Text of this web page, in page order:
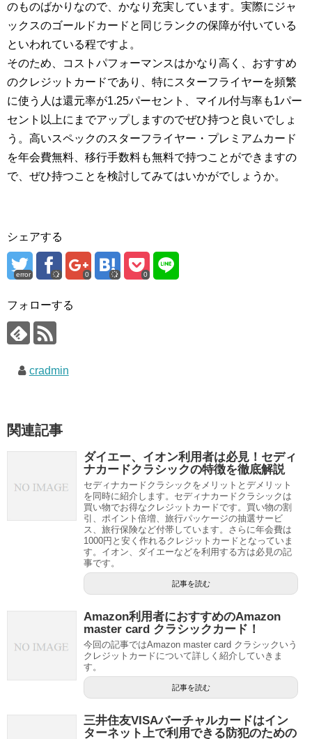
のものばかりなので、かなり充実しています。実際にジャ
ックスのゴールドカードと同じランクの保障が付いている
といわれている程ですよ。
そのため、コストパフォーマンスはかなり高く、おすすめ
のクレジットカードであり、特にスターフライヤーを頻繁
に使う人は還元率が1.25パーセント、マイル付与率も1パー
セント以上にまでアップしますのでぜひ持つと良いでしょ
う。高いスペックのスターフライヤー・プレミアムカード
を年会費無料、移行手数料も無料で持つことができますの
で、ぜひ持つことを検討してみてはいかがでしょうか。
シェアする
error 0 0
フォローする
cradmin
関連記事
ダイエー、イオン利用者は必見！セディ
ナカードクラシックの特徴を徹底解説
セディナカードクラシックをメリットとデメリット
を同時に紹介します。セディナカードクラシックは
買い物でお得なクレジットカードです。買い物の割
引、ポイント倍増、旅行パッケージの抽選サービ
ス、旅行保険など付帯しています。さらに年会費は
1000円と安く作れるクレジットカードとなっていま
す。イオン、ダイエーなどを利用する方は必見の記
事です。
記事を読む
Amazon利用者におすすめのAmazon
master card クラシックカード！
今回の記事ではAmazon master card クラシックいう
クレジットカードについて詳しく紹介していきま
す。
記事を読む
三井住友VISAバーチャルカードはイン
ターネット上で利用できる防犯のための